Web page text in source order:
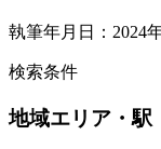
執筆年月日：2024
検索条件
地域エリア・駅